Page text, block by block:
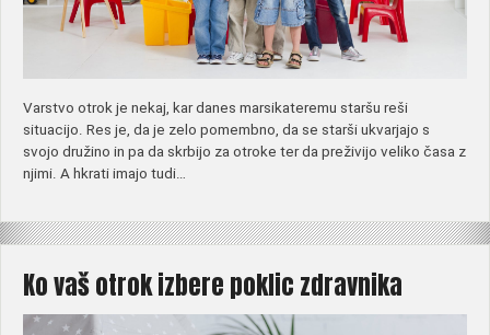
Varstvo otrok je nekaj, kar danes marsikateremu staršu reši
situacijo. Res je, da je zelo pomembno, da se starši ukvarjajo s
svojo družino in pa da skrbijo za otroke ter da preživijo veliko časa z
njimi. A hkrati imajo tudi…
Ko vaš otrok izbere poklic zdravnika